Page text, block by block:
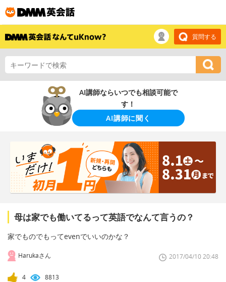
質問する
AI講師ならいつでも相談可能で
す！
AI講師に聞く
母は家でも働いてるって英語でなんて言うの？
家でものでもってevenでいいのかな？
Harukaさん 2017/04/10 20:48
4 8813